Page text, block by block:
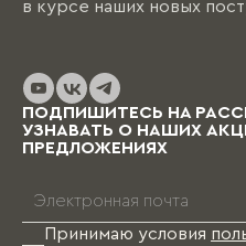
обсуждение и
выбранных
то время Вам в этом
без мебели.
в курсе наших новых
ПОДПИШИТЕСЬ НА
УЗНАВАТЬ О НАШИХ
ПРЕДЛОЖЕНИЯХ
Принимаю условия